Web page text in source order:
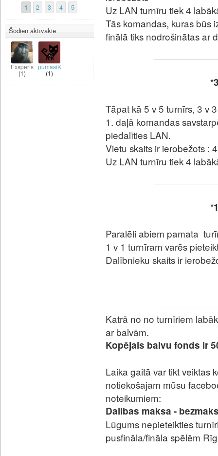
Uz LAN turnīru tiek 4
Tās komandas, kuras būs
finālā tiks nodrošinātas ar
Tāpat kā 5 v 5 turnīrs, 3 v
1. daļā komandas
piedalīties LAN.
Vietu skaits ir ierobežots :
Uz LAN turnīru tiek 4
Paralēli abiem pamata
1 v 1 turnīram varēs
Dalībnieku skaits ir
Katrā no no turnīriem
ar balvām.
Kopējais balvu fonds ir
Laika gaitā var tikt veiktas
notiekošajam mūsu
noteikumiem:
Dalibas maksa -
Lūgums nepieteikties
pusfināla/fināla spēlēm
1 2 3 4 5
Šodien aktīvākie
Exsperts
(1)
pumasiK
(1)